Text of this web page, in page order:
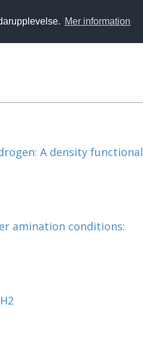
Mer information
A density functional
amination conditions: